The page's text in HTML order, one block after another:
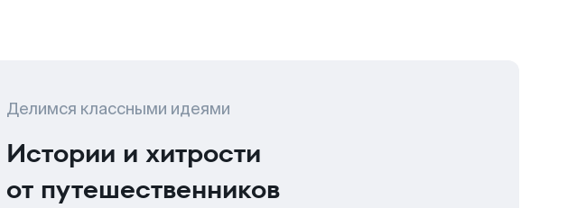
Делимся классными идеями
Истории и хитрости
от путешественников